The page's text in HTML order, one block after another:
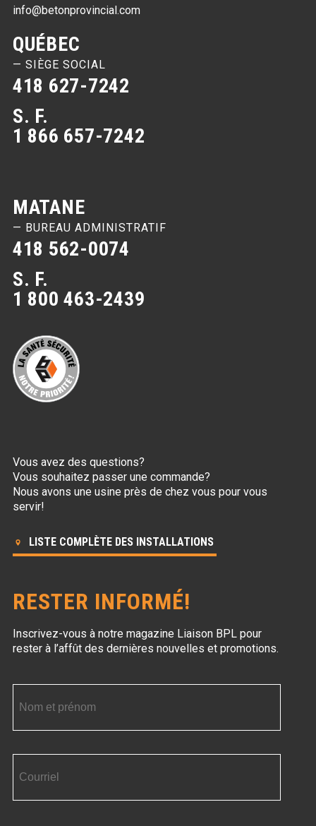
info@betonprovincial.com
QUÉBEC
— SIÈGE SOCIAL
418 627-7242
S. F.
1 866 657-7242
MATANE
— BUREAU ADMINISTRATIF
418 562-0074
S. F.
1 800 463-2439
Vous avez des questions?
Vous souhaitez passer une commande?
Nous avons une usine près de chez vous pour vous
servir!
LISTE COMPLÈTE DES INSTALLATIONS
RESTER INFORMÉ!
Inscrivez-vous à notre magazine Liaison BPLpour
rester à l’affût des dernières nouvelles et promotions.